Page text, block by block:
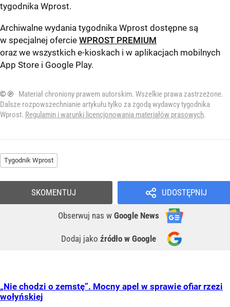
tygodnika Wprost.
Archiwalne wydania tygodnika Wprost dostępne są
w specjalnej ofercie WPROST PREMIUM
oraz we wszystkich e-kioskach i w aplikacjach mobilnych
App Store i Google Play.
© ℗
Materiał chroniony prawem autorskim. Wszelkie prawa zastrzeżone.
Dalsze rozpowszechnianie artykułu tylko za zgodą wydawcy tygodnika
Wprost. Regulamin i warunki licencjonowania materiałów prasowych.
Tygodnik Wprost
UDOSTĘPNIJ
Obserwuj nas w Google News
Dodaj jako źródło w Google
SKOMENTUJ
„Nie chodzi o zemstę”. Mocny apel w sprawie ofiar rzezi
wołyńskiej